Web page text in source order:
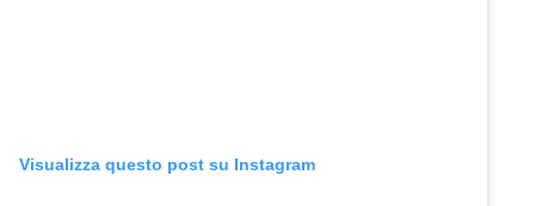
Visualizza questo post su Instagram